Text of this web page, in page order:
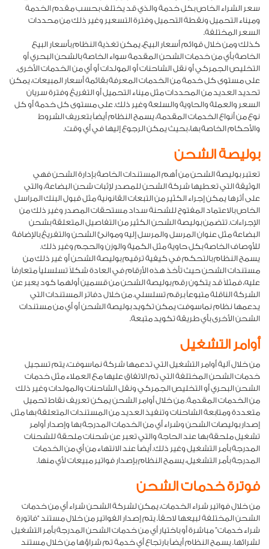
سعر الشراء الخاص بكل خدمة والذي قد يختلف بحسب مقدم الخدمة
وميناء التحميل ونقطة التحميل وفترة التسعير وغير ذلك من محددات
السعر المختلفة.
كذلك ومن خلال قوائم أسعار البيع، يمكن تغذية النظام بأسعار البيع
الخاصة بأي من خدمات الشحن المقدمة سواء الخاصة بالشحن البحري أو
التخليص الجمركي أو نقل الشاحنات أو المولدات أو أي من الخدمات الأخرى.
على مستوى كل خدمة من الخدمات المعرفة بقائمة أسعار المبيعات، يمكن
تحديد العديد من المحددات مثل ميناء التحميل أو التفريغ وفترة سريان
السعر والعملة والحاوية والسلعة وغير ذلك. على مستوى كل خدمة أو كل
نوع من أنواع الخدمات المقدمة، يسمح النظام أيضاً بتعريف الشروط
والأحكام الخاصة بها، بحيث يمكن الرجوع إليها في أي وقت.
بوليصة الشحن
تعتبر بوليصة الشحن من أهم المستندات الخاصة بإدارة الشحن فهي
الوثيقة التي تعطيها شركة الشحن للمصدر لإثبات شحن البضاعة، والتي
على أثرها يمكن إجراء الكثير من التبعات القانونية مثل قبول البنك المراسل
الخاص بالاعتماد المفتوح للشحنة سداد مستحقات المصدر وغير ذلك من
الإجراءات. تتضمن بوليصة الشحن الكثير من التفاصيل المتعلقة بشحن
البضاعة مثل عنوان المرسل والمرسل إليه وموانئ الشحن والتفريغ بالإضافة
للأوصاف الخاصة بكل حاوية مثل الكمية والوزن والحجم وغير ذلك.
يسمح النظام بالتحكم في كيفية ترقيم بوليصة الشحن أو غير ذلك من
مستندات الشحن حيث تأخذ هذه الأرقام في العادة شكلاً تسلسلياً متعارفاً
عليه، فمثلاً قد يتكون رقم بوليصة الشحن من قسمين أولهما كود يعبر عن
الشركة الناقلة متبوعاً برقم تسلسلي. من خلال دفاتر المستندات التي
يدعمها نظام نماسوفت يمكن تكويد بوليصة الشحن أو أي من مستندات
الشحن الأخرى بأي طريقة تكويد متبعة.
أوامر التشغيل
من خلال آلية أوامر التشغيل التي تدعمها شركة نماسوفت، يتم تسجيل
خدمات الشحن المختلفة التي تم الاتفاق عليها مع العملاء مثل خدمات
الشحن البحري أو التخليص الجمركي ونقل الشاحنات والمولدات وغير ذلك
من الخدمات المقدمة. من خلال أوامر الشحن يمكن تعريف نقاط تحميل
متعددة ومتابعة الشاحنات وتنفيذ العديد من المستندات المتعلقة بها مثل
إصدار بوليصات الشحن وشراء أي من الخدمات المدرجة بها وإصدار أوامر
تشغيل ملحقة بها عند الحاجة والتي تعبر عن شحنات ملحقة للشحنات
المدرجة بأمر التشغيل وغير ذلك. أيضاً عند الانتهاء من أي من الخدمات
المدرجة بأمر التشغيل، يسمح النظام بإصدار فواتير مبيعات لأي منها.
فوترة خدمات الشحن
من خلال فواتير شراء الخدمات، يمكن لشركة الشحن شراء أي من خدمات
الشحن المختلفة لبيعها لاحقاً. يتم إصدار الفواتير من خلال مستند “فاتورة
شراء خدمات” مباشرة أو باختيار أي من خدمات الشحن المدرجة بأمر التشغيل
لشرائها. يسمح النظام أيضاً بارتجاع أي خدمة تم شراؤها من خلال مستند